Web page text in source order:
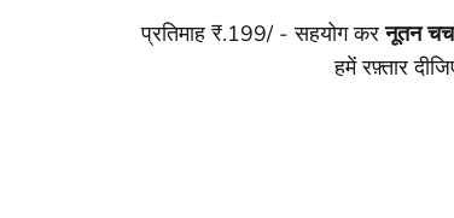
प्रतिमाह ₹.199/ - सहयोग करनूतन
हमें रफ़्तार